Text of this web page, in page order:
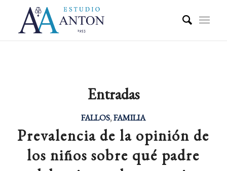
Entradas
FALLOS,FAMILIA
Prevalencia de la opinión de
los niños sobre qué padre